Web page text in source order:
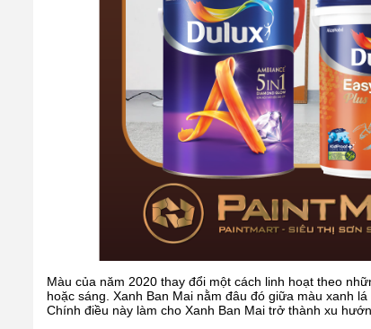
Màu của năm 2020 thay đổi một cách linh hoạt theo
hoặc sáng. Xanh Ban Mai nằm đâu đó giữa màu xanh
Chính điều này làm cho Xanh Ban Mai trở thành xu